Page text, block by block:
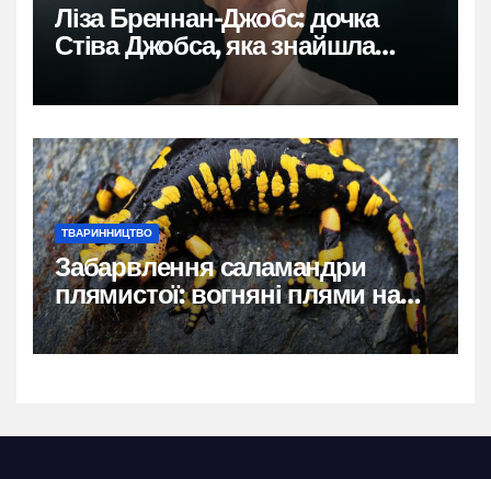
Ліза Бреннан-Джобс: дочка
Стіва Джобса, яка знайшла
власний голос
ТВАРИННИЦТВО
Забарвлення саламандри
плямистої: вогняні плями на
чорному тлі